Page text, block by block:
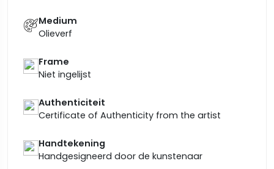
Medium
Olieverf
Frame
Niet ingelijst
Authenticiteit
Certificate of Authenticity from the artist
Handtekening
Handgesigneerd door de kunstenaar